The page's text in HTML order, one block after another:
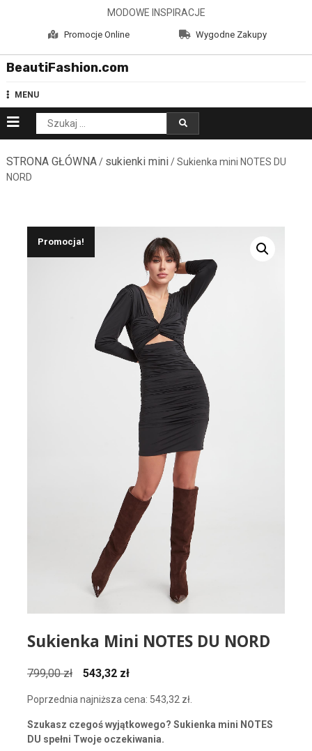
MODOWE INSPIRACJE
Promocje Online Wygodne Zakupy
BeautiFashion.com
MENU
Szukaj:
STRONA GŁÓWNA/ sukienki mini/ Sukienka mini NOTES DU
NORD
Promocja!
Sukienka Mini NOTES DU NORD
799,00zł
Pierwotna
wynosiła:
799,00 zł.
543,32 złAktualna
wynosi:
543,32 zł.
Poprzednia najniższa cena: 543,32 zł.
Szukasz czegoś wyjątkowego? Sukienka mini NOTES
DU spełni Twoje oczekiwania.